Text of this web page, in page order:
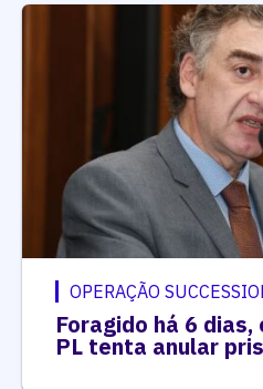
OPERAÇÃO
Foragido há 6
PL tenta anular